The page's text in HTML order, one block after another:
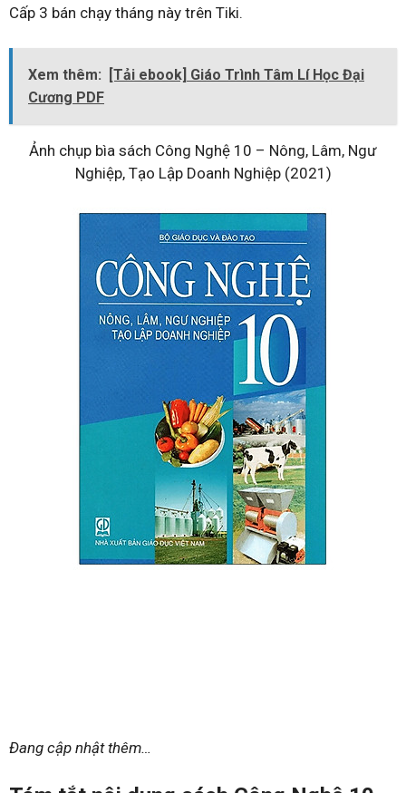
Cấp 3 bán chạy tháng này trên Tiki.
Xem thêm:
[Tải ebook] Giáo Trình Tâm Lí Học Đại
Cương PDF
Ảnh chụp bìa sách Công Nghệ 10 – Nông, Lâm, Ngư
Nghiệp, Tạo Lập Doanh Nghiệp (2021)
Đang cập nhật thêm…